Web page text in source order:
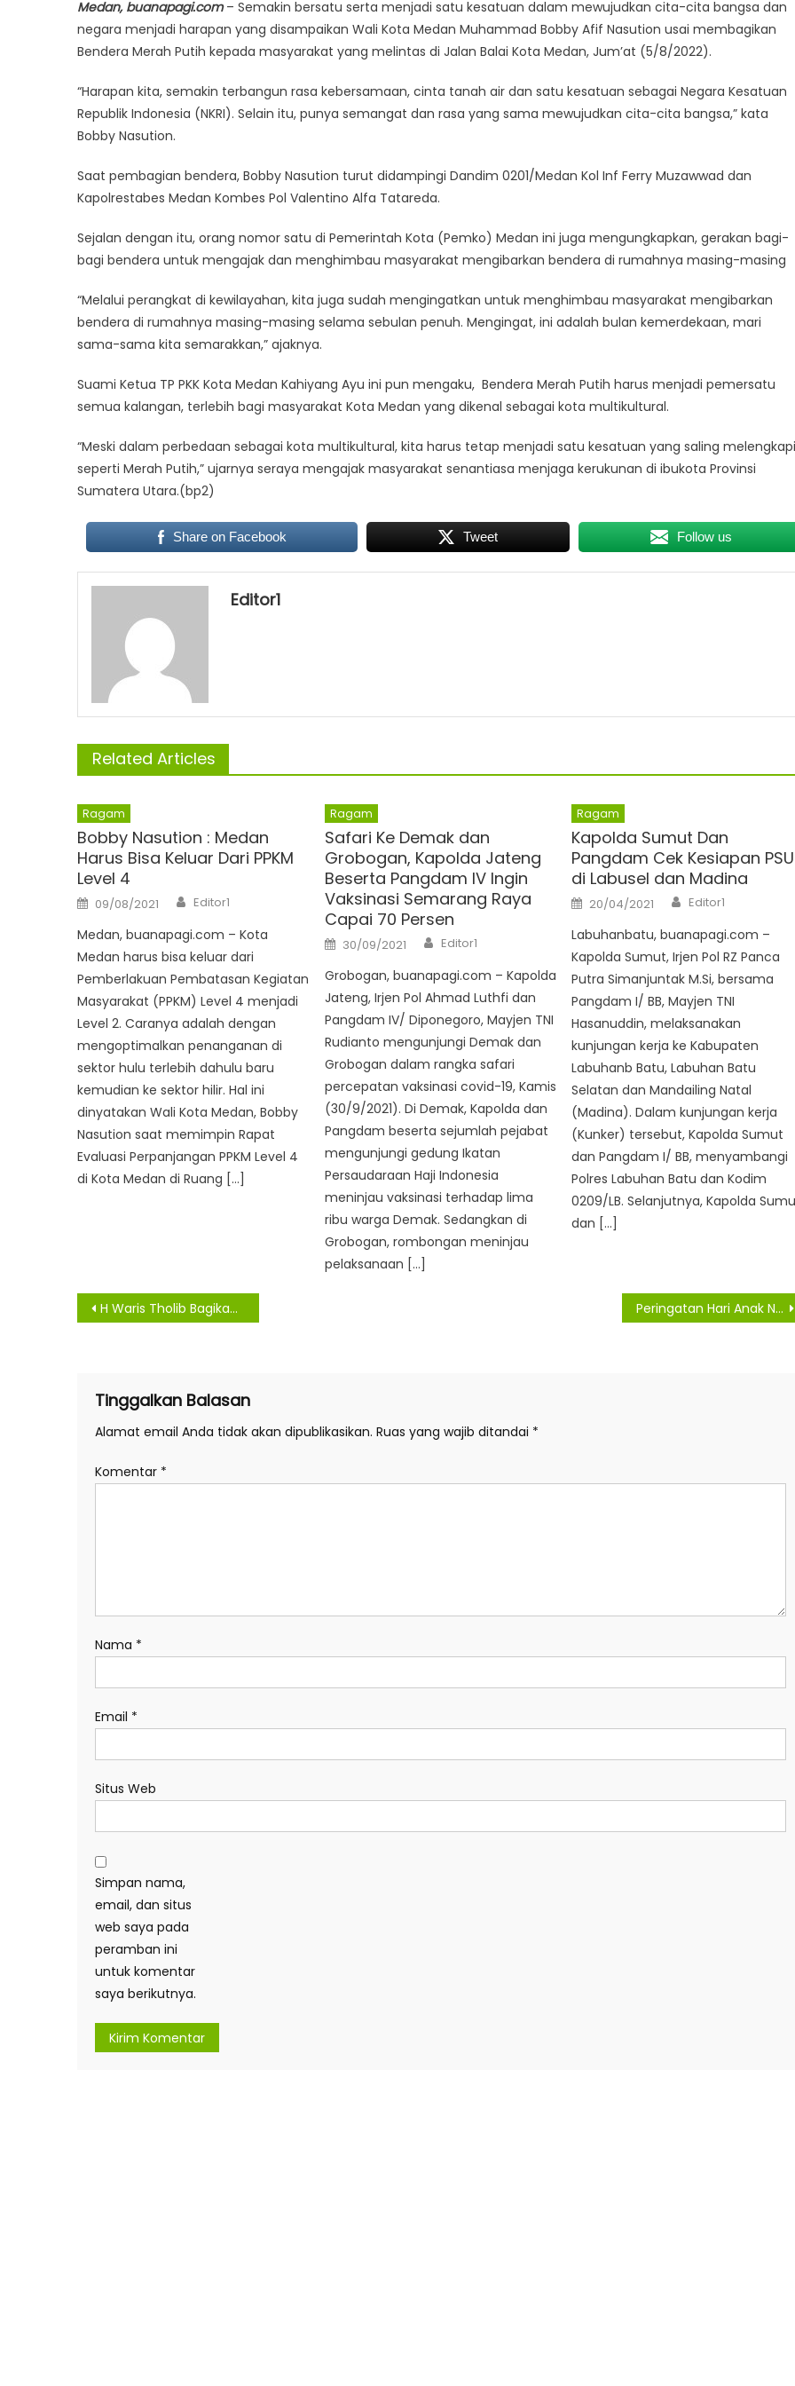
Medan, buanapagi.com– Semakin bersatu serta menjadi satu kesatuan dalam mewujudkan cita-cita bangsa dan
negara menjadi harapan yang disampaikan Wali Kota Medan Muhammad Bobby Afif Nasution usai membagikan
Bendera Merah Putih kepada masyarakat yang melintas di Jalan Balai Kota Medan, Jum’at (5/8/2022).
“Harapan kita, semakin terbangun rasa kebersamaan, cinta tanah air dan satu kesatuan sebagai Negara Kesatuan
Republik Indonesia (NKRI). Selain itu, punya semangat dan rasa yang sama mewujudkan cita-cita bangsa,” kata
Bobby Nasution.
Saat pembagian bendera, Bobby Nasution turut didampingi Dandim 0201/Medan Kol Inf Ferry Muzawwad dan
Kapolrestabes Medan Kombes Pol Valentino Alfa Tatareda.
Sejalan dengan itu, orang nomor satu di Pemerintah Kota (Pemko) Medan ini juga mengungkapkan, gerakan bagi-
bagi bendera untuk mengajak dan menghimbau masyarakat mengibarkan bendera di rumahnya masing-masing
“Melalui perangkat di kewilayahan, kita juga sudah mengingatkan untuk menghimbau masyarakat mengibarkan
bendera di rumahnya masing-masing selama sebulan penuh. Mengingat, ini adalah bulan kemerdekaan, mari
sama-sama kita semarakkan,” ajaknya.
Suami Ketua TP PKK Kota Medan Kahiyang Ayu ini pun mengaku, Bendera Merah Putih harus menjadi pemersatu
semua kalangan, terlebih bagi masyarakat Kota Medan yang dikenal sebagai kota multikultural.
“Meski dalam perbedaan sebagai kota multikultural, kita harus tetap menjadi satu kesatuan yang saling melengkapi
seperti Merah Putih,” ujarnya seraya mengajak masyarakat senantiasa menjaga kerukunan di ibukota Provinsi
Sumatera Utara.(bp2)
Share on Facebook Tweet Follow us
Editor1
Related Articles
Ragam
Bobby Nasution : Medan
Harus Bisa Keluar Dari PPKM
Level 4
Posted
on
09/08/2021 Author
Editor1
Medan, buanapagi.com – Kota
Medan harus bisa keluar dari
Pemberlakuan Pembatasan Kegiatan
Masyarakat (PPKM) Level 4 menjadi
Level 2. Caranya adalah dengan
mengoptimalkan penanganan di
sektor hulu terlebih dahulu baru
kemudian ke sektor hilir. Hal ini
dinyatakan Wali Kota Medan, Bobby
Nasution saat memimpin Rapat
Evaluasi Perpanjangan PPKM Level 4
di Kota Medan di Ruang […]
Ragam
Safari Ke Demak dan
Grobogan, Kapolda Jateng
Beserta Pangdam IV Ingin
Vaksinasi Semarang Raya
Capai 70 Persen
Posted
on
30/09/2021 Author
Editor1
Grobogan, buanapagi.com – Kapolda
Jateng, Irjen Pol Ahmad Luthfi dan
Pangdam IV/ Diponegoro, Mayjen TNI
Rudianto mengunjungi Demak dan
Grobogan dalam rangka safari
percepatan vaksinasi covid-19, Kamis
(30/9/2021). Di Demak, Kapolda dan
Pangdam beserta sejumlah pejabat
mengunjungi gedung Ikatan
Persaudaraan Haji Indonesia
meninjau vaksinasi terhadap lima
ribu warga Demak. Sedangkan di
Grobogan, rombongan meninjau
pelaksanaan […]
Ragam
Kapolda Sumut Dan
Pangdam Cek Kesiapan PSU
di Labusel dan Madina
Posted
on
20/04/2021 Author
Editor1
Labuhanbatu, buanapagi.com –
Kapolda Sumut, Irjen Pol RZ Panca
Putra Simanjuntak M.Si, bersama
Pangdam I/ BB, Mayjen TNI
Hasanuddin, melaksanakan
kunjungan kerja ke Kabupaten
Labuhanb Batu, Labuhan Batu
Selatan dan Mandailing Natal
(Madina). Dalam kunjungan kerja
(Kunker) tersebut, Kapolda Sumut
dan Pangdam I/ BB, menyambangi
Polres Labuhan Batu dan Kodim
0209/LB. Selanjutnya, Kapolda
dan […]
Navigasi
H Waris Tholib Bagikan Bendera Merah Putih Kepada Masyarakat Peringatan Hari Anak Nasional, Bobby Nasution Ingatkan Orangtua Untuk Penuhi Hak Anak
Tinggalkan Balasan
Alamat email Anda tidak akan dipublikasikan. Ruas yang wajib ditandai *
Komentar *
Nama *
Email *
Situs Web
Simpan nama,
email, dan situs
web saya pada
peramban ini
untuk komentar
saya berikutnya.